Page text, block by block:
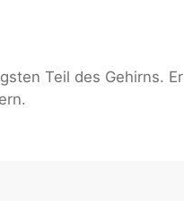
Teil des Gehirns. Er